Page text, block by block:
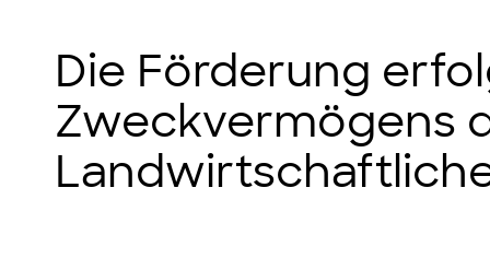
Die Förderung
Zweckvermögens